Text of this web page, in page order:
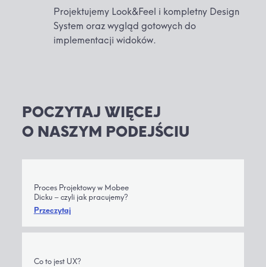
Projektujemy Look&Feel i kompletny Design
System oraz wygląd gotowych do
implementacji widoków.
POCZYTAJ WIĘCEJ
O NASZYM PODEJŚCIU
Proces Projektowy w Mobee
Dicku – czyli jak pracujemy?
Przeczytaj
Co to jest UX?